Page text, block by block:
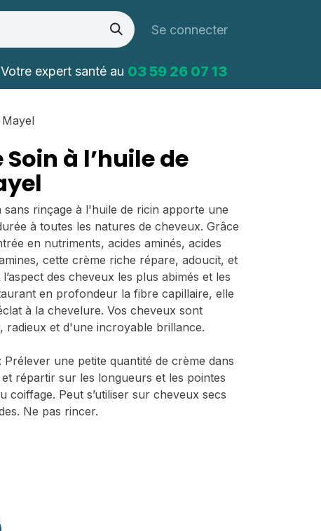
Se connecter
Votre expert santé au 03 59 26 07 13
Mayel
à l’huile de
sans rinçage à l'huile de ricin apporte une
à toutes les natures de cheveux. Grâce
en nutriments, acides aminés, acides
cette crème riche répare, adoucit, et
des cheveux les plus abimés et les
en profondeur la fibre capillaire, elle
à la chevelure. Vos cheveux sont
radieux et d'une incroyable brillance.
Prélever une petite quantité de crème dans
répartir sur les longueurs et les pointes
coiffage. Peut s’utiliser sur cheveux secs
Ne pas rincer.